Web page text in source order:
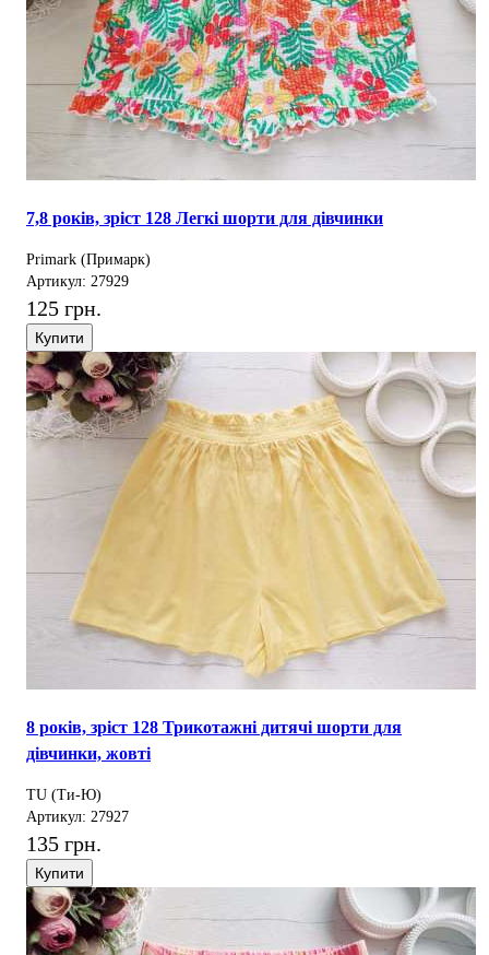
7,8 років, зріст 128 Легкі шорти для дівчинки
Primark (Примарк)
Артикул: 27929
125 грн.
Купити
8 років, зріст 128 Трикотажні дитячі шорти для
дівчинки, жовті
TU (Ти-Ю)
Артикул: 27927
135 грн.
Купити